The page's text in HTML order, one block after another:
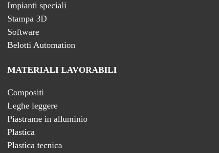
Impianti speciali
Stampa 3D
Software
Belotti Automation
MATERIALI LAVORABILI
Compositi
Leghe leggere
Piastrame in alluminio
Plastica
Plastica tecnica